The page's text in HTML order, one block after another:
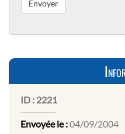
ID : 2221
Envoyée le :04/09/2004